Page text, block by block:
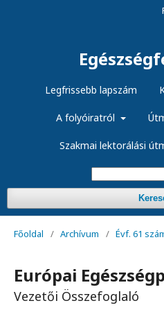
Legfrissebb lapszám
A folyóiratról
Szakmai lektorálási
Főoldal / Archívum / Évf. 61
Európai
Vezetői Összefoglaló